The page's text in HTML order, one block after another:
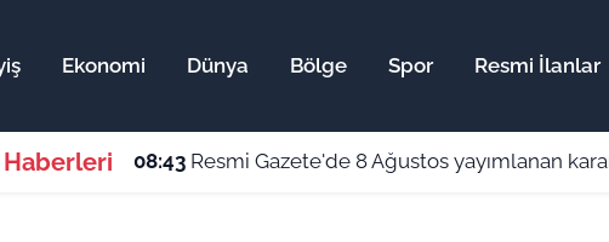
Ekonomi Dünya Bölge Spor Resmi İlanlar
Haberleri 08:43 Resmi Gazete'de 8 Ağustos yayımlanan